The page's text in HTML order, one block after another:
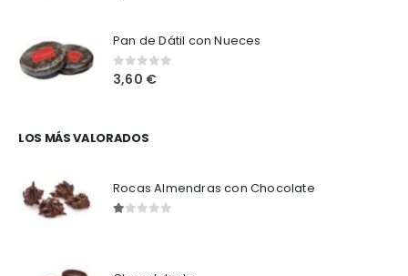
Pan de Dátil con Nueces
0out of 5
3,60 €
LOS MÁS VALORADOS
Rocas Almendras con Chocolate